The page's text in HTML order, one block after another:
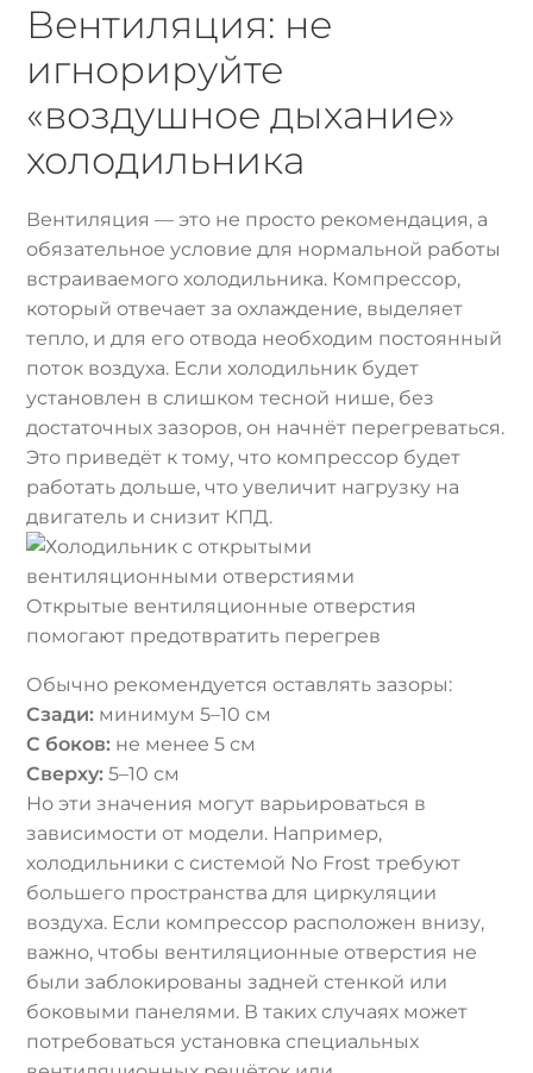
Вентиляция: не
игнорируйте
«воздушное дыхание»
холодильника
Вентиляция — это не просто рекомендация, а
обязательное условие для нормальной работы
встраиваемого холодильника. Компрессор,
который отвечает за охлаждение, выделяет
тепло, и для его отвода необходим постоянный
поток воздуха. Если холодильник будет
установлен в слишком тесной нише, без
достаточных зазоров, он начнёт перегреваться.
Это приведёт к тому, что компрессор будет
работать дольше, что увеличит нагрузку на
двигатель и снизит КПД.
Открытые вентиляционные отверстия
помогают предотвратить перегрев
Обычно рекомендуется оставлять зазоры:
Сзади: минимум 5–10 см
С боков: не менее 5 см
Сверху: 5–10 см
Но эти значения могут варьироваться в
зависимости от модели. Например,
холодильники с системой No Frost требуют
большего пространства для циркуляции
воздуха. Если компрессор расположен внизу,
важно, чтобы вентиляционные отверстия не
были заблокированы задней стенкой или
боковыми панелями. В таких случаях может
потребоваться установка специальных